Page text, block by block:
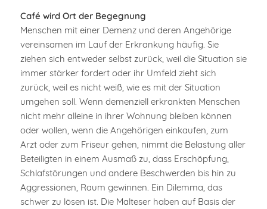
Café wird Ort der Begegnung
Menschen mit einer Demenz und deren Angehörige
vereinsamen im Lauf der Erkrankung häufig. Sie
ziehen sich entweder selbst zurück, weil die Situation sie
immer stärker fordert oder ihr Umfeld zieht sich
zurück, weil es nicht weiß, wie es mit der Situation
umgehen soll. Wenn demenziell erkrankten Menschen
nicht mehr alleine in ihrer Wohnung bleiben können
oder wollen, wenn die Angehörigen einkaufen, zum
Arzt oder zum Friseur gehen, nimmt die Belastung aller
Beteiligten in einem Ausmaß zu, dass Erschöpfung,
Schlafstörungen und andere Beschwerden bis hin zu
Aggressionen, Raum gewinnen. Ein Dilemma, das
schwer zu lösen ist. Die Malteser haben auf Basis der